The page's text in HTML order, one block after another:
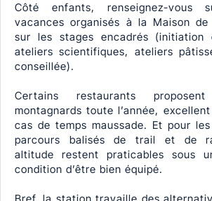
Côté enfants, renseignez-vous
vacances organisés à la Maison
sur les stages encadrés (initiation
ateliers scientifiques, ateliers
conseillée).
Certains restaurants
montagnards toute l’année,
cas de temps maussade. Et pour
parcours balisés de trail et de
altitude restent praticables sous
condition d’être bien équipé.